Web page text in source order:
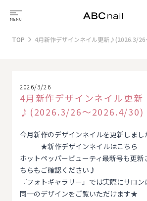
TOP 4月新作デザインネイル更新♪(2026.3/
2026/3/26
4月新作デザインネイル更新
♪(2026.3/26～2026.4/30)
今月新作のデザインネイルを更新しまし
★新作デザインネイルはこちら
ホットペッパービューティ最新号も更新
ちらもご確認ください♪
『フォトギャラリー』では実際にサロ
同一のデザインをご覧いただけます★